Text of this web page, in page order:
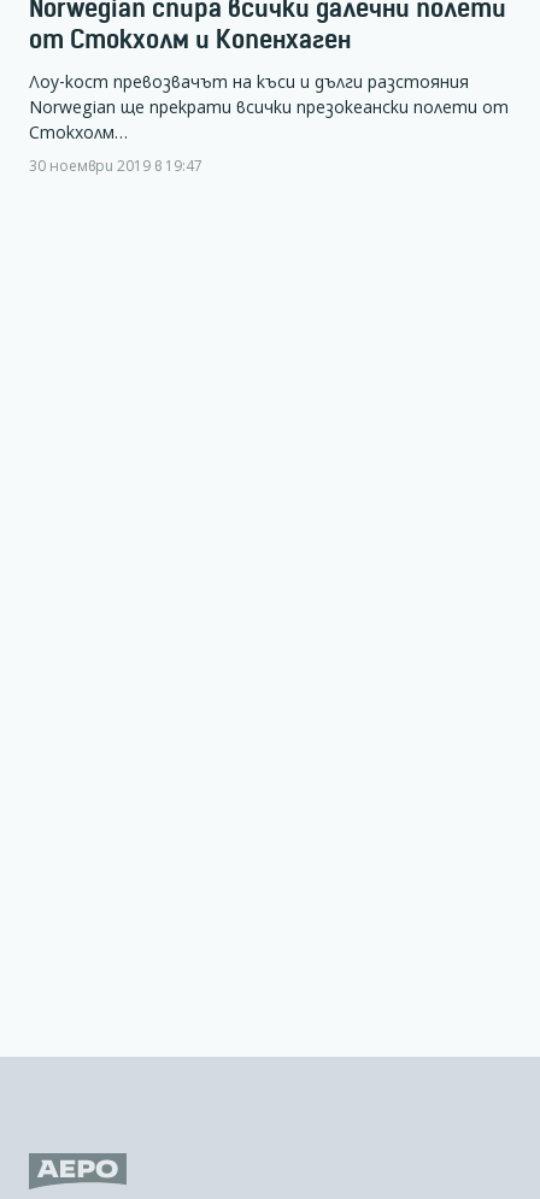
Norwegian спира всички далечни полети
от Стокхолм и Копенхаген
Лоу-кост превозвачът на къси и дълги разстояния
Norwegian ще прекрати всички презокеански полети от
Стокхолм…
30 ноември 2019 в 19:47